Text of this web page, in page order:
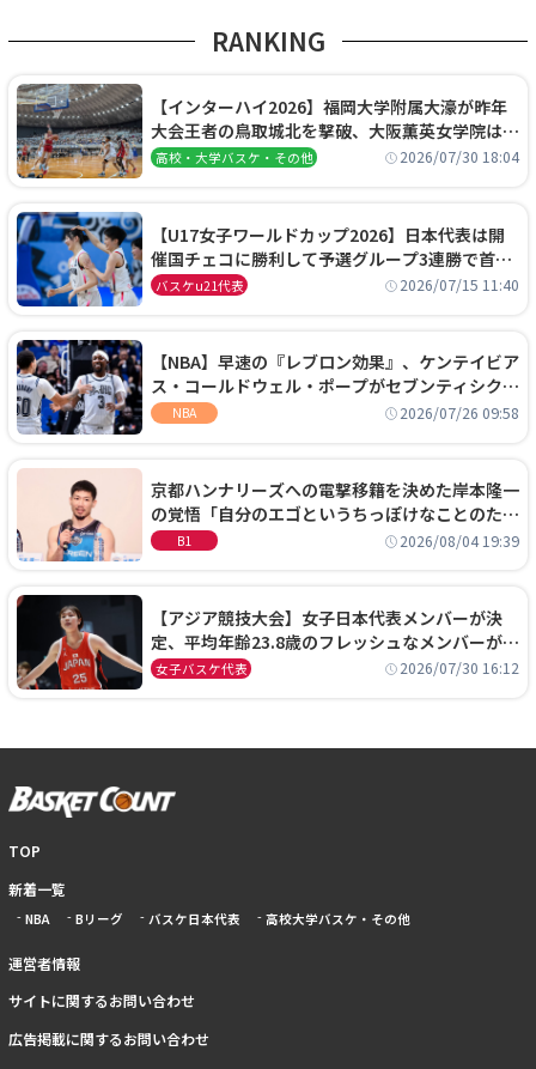
RANKING
【インターハイ2026】福岡大学附属大濠が昨年
大会王者の鳥取城北を撃破、大阪薫英女学院は岐
阜女子に完勝、大会3日目試合結果
高校・大学バスケ・その他 2026/07/30 18:04
【U17女子ワールドカップ2026】日本代表は開
催国チェコに勝利して予選グループ3連勝で首位
通過！準々決勝の相手はエジプトに決定
バスケu21代表 2026/07/15 11:40
【NBA】早速の『レブロン効果』、ケンテイビア
ス・コールドウェル・ポープがセブンティシクサ
ーズに1年契約で加入
NBA 2026/07/26 09:58
京都ハンナリーズへの電撃移籍を決めた岸本隆一
の覚悟「自分のエゴというちっぽけなことのため
に、京都に来たわけではない」
B1 2026/08/04 19:39
【アジア競技大会】女子日本代表メンバーが決
定、平均年齢23.8歳のフレッシュなメンバーが日
本開催の大舞台で頂点を狙う
女子バスケ代表 2026/07/30 16:12
TOP
新着一覧
NBA Bリーグ バスケ日本代表 高校大学バスケ・その他
運営者情報
サイトに関するお問い合わせ
広告掲載に関するお問い合わせ